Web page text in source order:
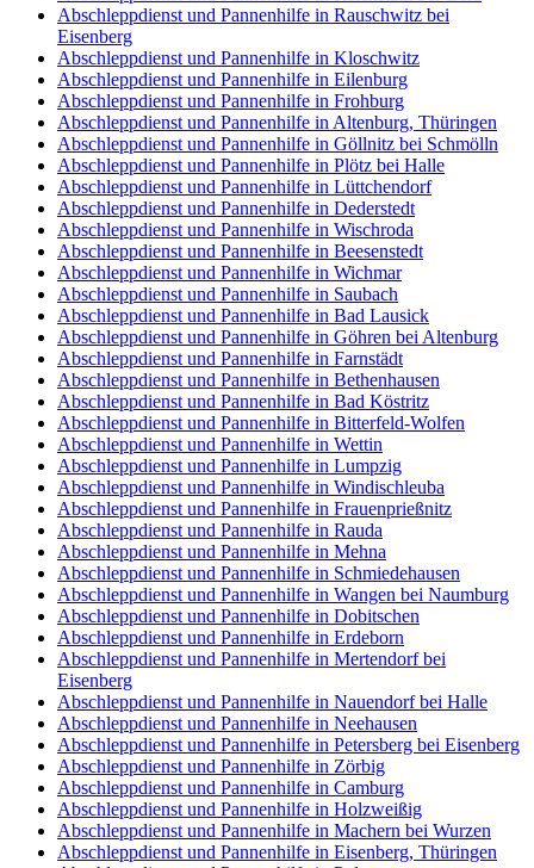
Abschleppdienst und Pannenhilfe in Rauschwitz bei
Eisenberg
Abschleppdienst und Pannenhilfe in Kloschwitz
Abschleppdienst und Pannenhilfe in Eilenburg
Abschleppdienst und Pannenhilfe in Frohburg
Abschleppdienst und Pannenhilfe in Altenburg, Thüringen
Abschleppdienst und Pannenhilfe in Göllnitz bei Schmölln
Abschleppdienst und Pannenhilfe in Plötz bei Halle
Abschleppdienst und Pannenhilfe in Lüttchendorf
Abschleppdienst und Pannenhilfe in Dederstedt
Abschleppdienst und Pannenhilfe in Wischroda
Abschleppdienst und Pannenhilfe in Beesenstedt
Abschleppdienst und Pannenhilfe in Wichmar
Abschleppdienst und Pannenhilfe in Saubach
Abschleppdienst und Pannenhilfe in Bad Lausick
Abschleppdienst und Pannenhilfe in Göhren bei Altenburg
Abschleppdienst und Pannenhilfe in Farnstädt
Abschleppdienst und Pannenhilfe in Bethenhausen
Abschleppdienst und Pannenhilfe in Bad Köstritz
Abschleppdienst und Pannenhilfe in Bitterfeld-Wolfen
Abschleppdienst und Pannenhilfe in Wettin
Abschleppdienst und Pannenhilfe in Lumpzig
Abschleppdienst und Pannenhilfe in Windischleuba
Abschleppdienst und Pannenhilfe in Frauenprießnitz
Abschleppdienst und Pannenhilfe in Rauda
Abschleppdienst und Pannenhilfe in Mehna
Abschleppdienst und Pannenhilfe in Schmiedehausen
Abschleppdienst und Pannenhilfe in Wangen bei Naumburg
Abschleppdienst und Pannenhilfe in Dobitschen
Abschleppdienst und Pannenhilfe in Erdeborn
Abschleppdienst und Pannenhilfe in Mertendorf bei
Eisenberg
Abschleppdienst und Pannenhilfe in Nauendorf bei Halle
Abschleppdienst und Pannenhilfe in Neehausen
Abschleppdienst und Pannenhilfe in Petersberg bei Eisenberg
Abschleppdienst und Pannenhilfe in Zörbig
Abschleppdienst und Pannenhilfe in Camburg
Abschleppdienst und Pannenhilfe in Holzweißig
Abschleppdienst und Pannenhilfe in Machern bei Wurzen
Abschleppdienst und Pannenhilfe in Eisenberg, Thüringen